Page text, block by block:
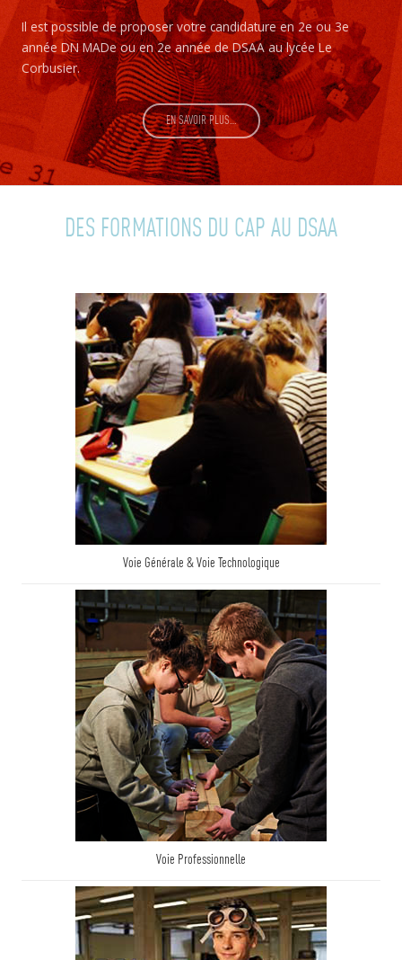
Il est possible de proposer votre candidature en 2e ou 3e
année DN MADe ou en 2e année de DSAA au lycée Le
Corbusier.
EN SAVOIR PLUS…
DES FORMATIONS DU CAP AU DSAA
Voie Générale & Voie Technologique
Voie Professionnelle